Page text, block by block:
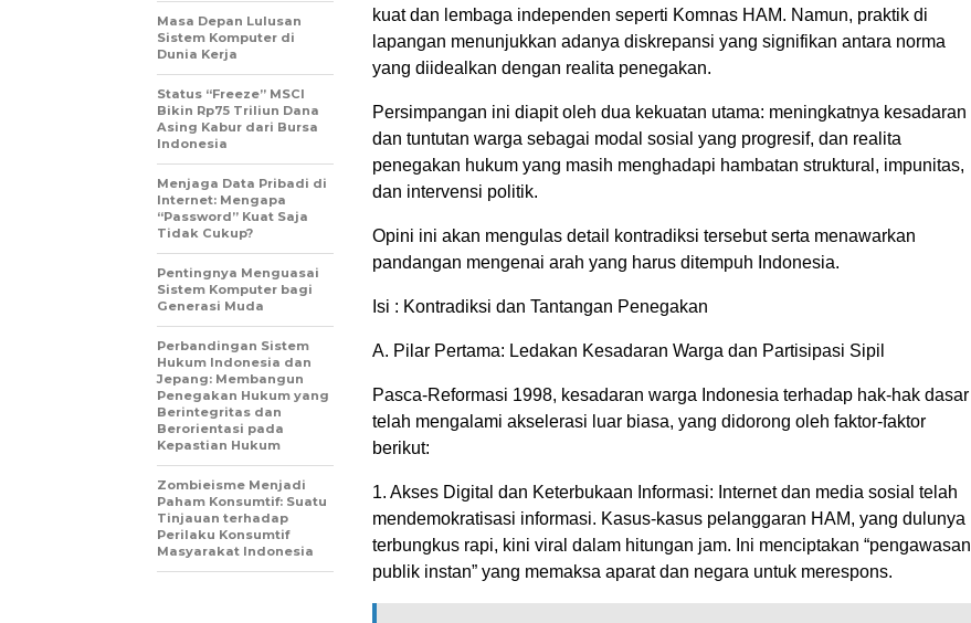
kuat dan lembaga independen seperti Komnas HAM. Namun, praktik di
lapangan menunjukkan adanya diskrepansi yang signifikan antara norma
yang diidealkan dengan realita penegakan.
Persimpangan ini diapit oleh dua kekuatan utama: meningkatnya kesadaran
dan tuntutan warga sebagai modal sosial yang progresif, dan realita
penegakan hukum yang masih menghadapi hambatan struktural, impunitas,
dan intervensi politik.
Opini ini akan mengulas detail kontradiksi tersebut serta menawarkan
pandangan mengenai arah yang harus ditempuh Indonesia.
Isi : Kontradiksi dan Tantangan Penegakan
A. Pilar Pertama: Ledakan Kesadaran Warga dan Partisipasi Sipil
Pasca-Reformasi 1998, kesadaran warga Indonesia terhadap hak-hak dasar
telah mengalami akselerasi luar biasa, yang didorong oleh faktor-faktor
berikut:
1. Akses Digital dan Keterbukaan Informasi: Internet dan media sosial telah
mendemokratisasi informasi. Kasus-kasus pelanggaran HAM, yang dulunya
terbungkus rapi, kini viral dalam hitungan jam. Ini menciptakan “pengawasan
publik instan” yang memaksa aparat dan negara untuk merespons.
Masa Depan Lulusan
Sistem Komputer di
Dunia Kerja
Status “Freeze” MSCI
Bikin Rp75 Triliun Dana
Asing Kabur dari Bursa
Indonesia
Menjaga Data Pribadi di
Internet: Mengapa
“Password” Kuat Saja
Tidak Cukup?
Pentingnya Menguasai
Sistem Komputer bagi
Generasi Muda
Perbandingan Sistem
Hukum Indonesia dan
Jepang: Membangun
Penegakan Hukum yang
Berintegritas dan
Berorientasi pada
Kepastian Hukum
Zombieisme Menjadi
Paham Konsumtif: Suatu
Tinjauan terhadap
Perilaku Konsumtif
Masyarakat Indonesia